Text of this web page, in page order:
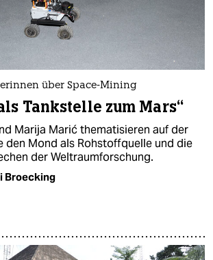
über Space-Mining
Tankstelle zum Mars“
Marija Marić thematisieren auf der
den Mond als Rohstoffquelle und die
der Weltraumforschung.
Broecking